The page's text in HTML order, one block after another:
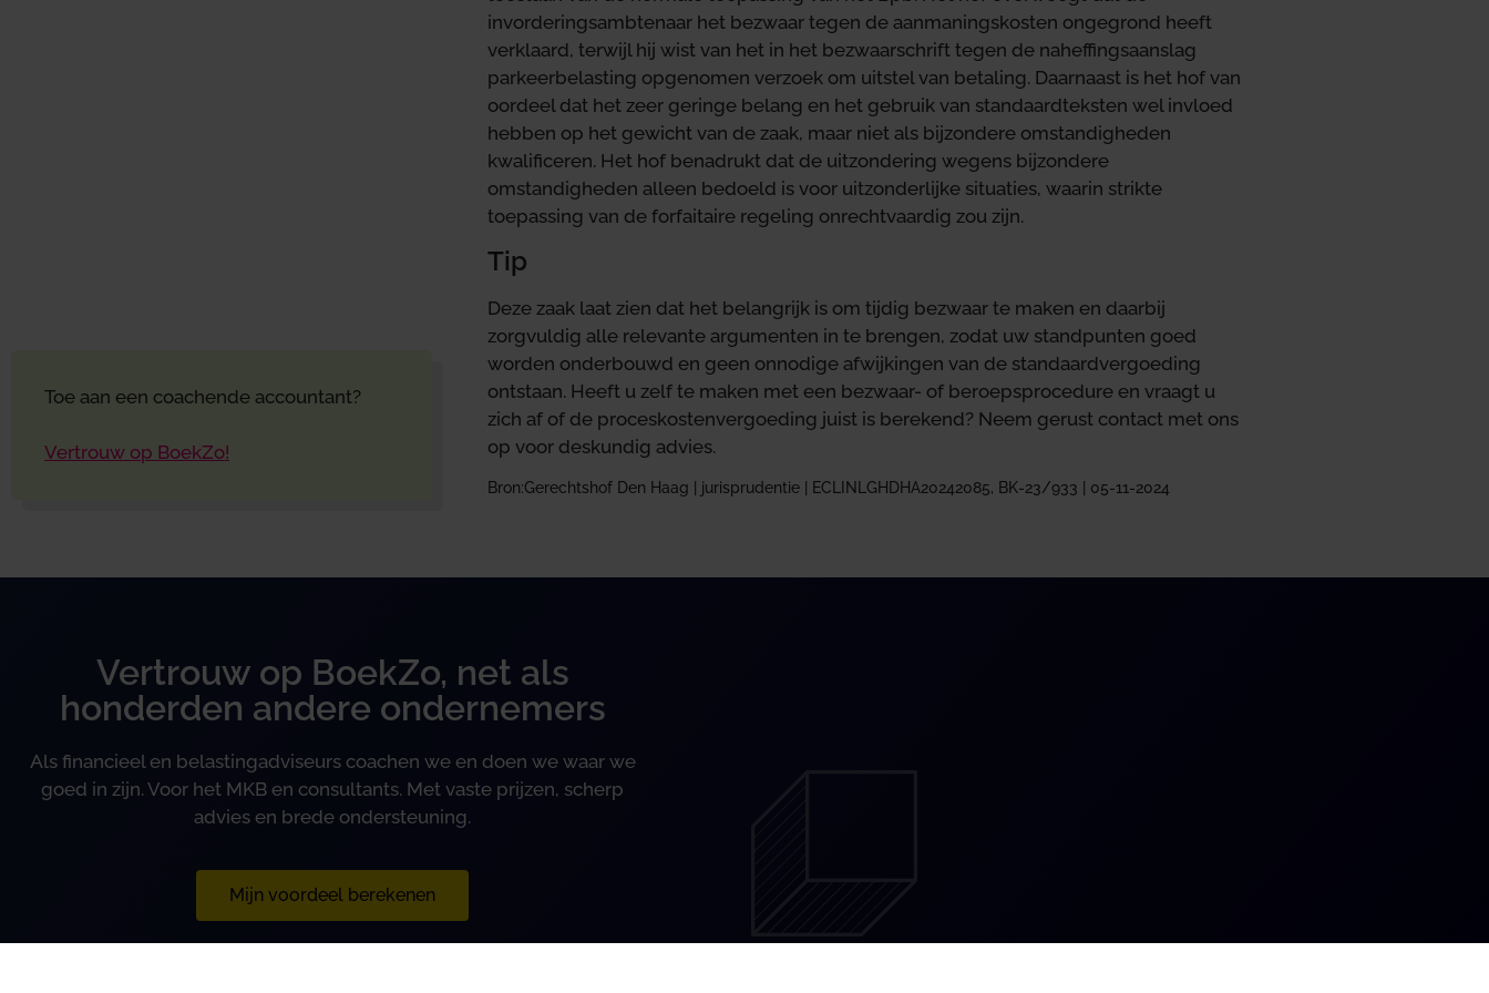
Toe aan een coachende accountant?
Vertrouw op BoekZo!
invorderingsambtenaar het bezwaar tegen de aanmaningskosten ongegrond heeft
verklaard, terwijl hij wist van het in het bezwaarschrift tegen de naheffingsaanslag
parkeerbelasting opgenomen verzoek om uitstel van betaling. Daarnaast is het hof van
oordeel dat het zeer geringe belang en het gebruik van standaardteksten wel invloed
hebben op het gewicht van de zaak, maar niet als bijzondere omstandigheden
kwalificeren. Het hof benadrukt dat de uitzondering wegens bijzondere
omstandigheden alleen bedoeld is voor uitzonderlijke situaties, waarin strikte
toepassing van de forfaitaire regeling onrechtvaardig zou zijn.
Tip
Deze zaak laat zien dat het belangrijk is om tijdig bezwaar te maken en daarbij
zorgvuldig alle relevante argumenten in te brengen, zodat uw standpunten goed
worden onderbouwd en geen onnodige afwijkingen van de standaardvergoeding
ontstaan. Heeft u zelf te maken met een bezwaar- of beroepsprocedure en vraagt u
zich af of de proceskostenvergoeding juist is berekend? Neem gerust contact met ons
op voor deskundig advies.
Bron:Gerechtshof Den Haag | jurisprudentie | ECLINLGHDHA20242085, BK-23/933 | 05-11-2024
Vertrouw op BoekZo, net als
honderden andere ondernemers
Als financieel en belastingadviseurs coachen we en doen we waar we
goed in zijn. Voor het MKB en consultants. Met vaste prijzen, scherp
advies en brede ondersteuning.
Mijn voordeel berekenen